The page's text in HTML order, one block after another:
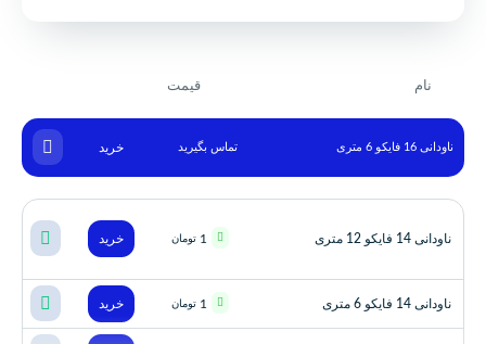
نام قیمت
ناودانی 16 فایکو 6 متری تماس بگیرید خرید
ناودانی 14 فایکو 12 متری 1 تومان خرید
ناودانی 14 فایکو 6 متری 1 تومان خرید